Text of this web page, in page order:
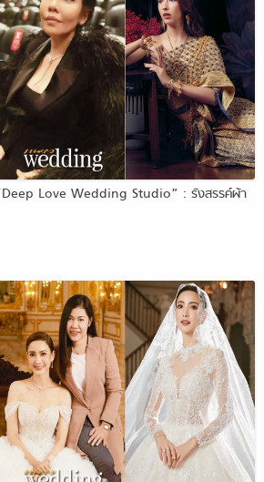
Love Wedding Studio” : รังสรรค์ผ้า